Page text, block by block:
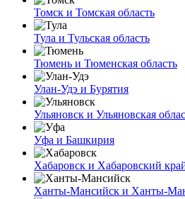
Томск и Томская область
Тула и Тульская область
Тюмень и Тюменская область
Улан-Удэ и Бурятия
Ульяновск и Ульяновская
Уфа и Башкирия
Хабаровск и Хабаровский
Ханты-Мансийск и Ханты-